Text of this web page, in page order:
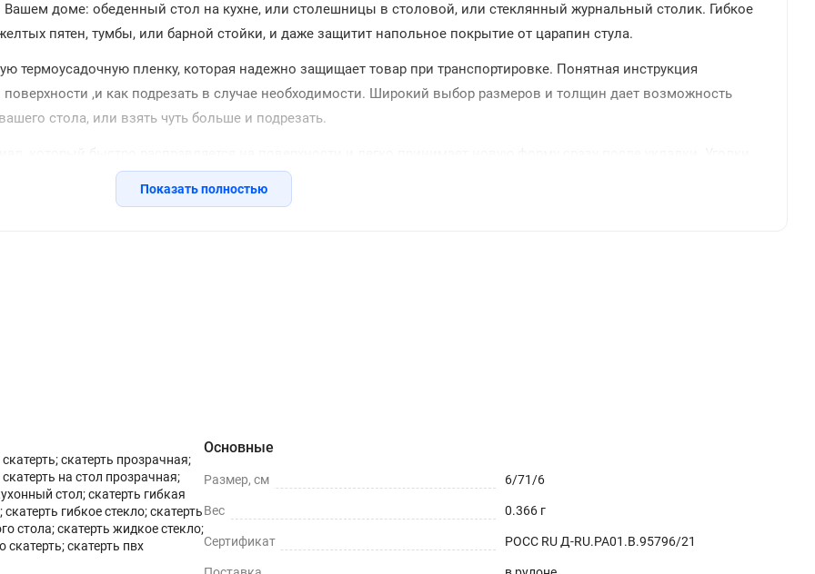
доме: обеденный стол на кухне, или столешницы в столовой, или стеклянный журнальный столик. Гибкое
пятен, тумбы, или барной стойки, и даже защитит напольное покрытие от царапин стула.
термоусадочную пленку, которая надежно защищает товар при транспортировке. Понятная инструкция
,и как подрезать в случае необходимости. Широкий выбор размеров и толщин дает возможность
стола, или взять чуть больше и подрезать.
,для придания идеального вида. Мягкое стекло можно использовать поверх белой или цветной
напитков, так как материал является влагоотталкивающим. С помощью мягкого стекла Вы всегда будете
и устойчива к загрязнениям.
стола.
(зависит от толщины)
Показать полностью
скатерть прозрачная;
на стол прозрачная;
стол; скатерть гибкая
гибкое стекло; скатерть
стола; скатерть жидкое стекло;
скатерть; скатерть пвх
Основные
Размер, см 6/71/6
Вес 0.366 г
Сертификат РОСС RU Д-RU.РА01.В.95796/21